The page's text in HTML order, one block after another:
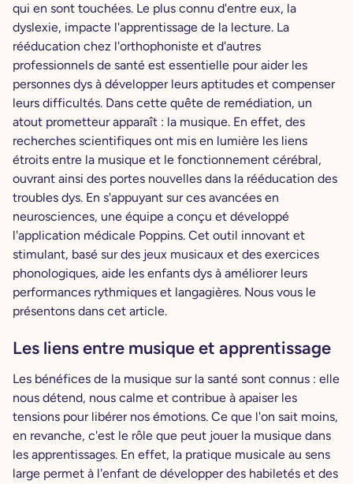
qui en sont touchées. Le plus connu d'entre eux, la
dyslexie, impacte l'apprentissage de la lecture. La
rééducation chez l'orthophoniste et d'autres
professionnels de santé est essentielle pour aider les
personnes dys à développer leurs aptitudes et compenser
leurs difficultés. Dans cette quête de remédiation, un
atout prometteur apparaît : la musique. En effet, des
recherches scientifiques ont mis en lumière les liens
étroits entre la musique et le fonctionnement cérébral,
ouvrant ainsi des portes nouvelles dans la rééducation des
troubles dys. En s'appuyant sur ces avancées en
neurosciences, une équipe a conçu et développé
l'application médicale Poppins. Cet outil innovant et
stimulant, basé sur des jeux musicaux et des exercices
phonologiques, aide les enfants dys à améliorer leurs
performances rythmiques et langagières. Nous vous le
présentons dans cet article.
Les liens entre musique et apprentissage
Les bénéfices de la musique sur la santé sont connus : elle
nous détend, nous calme et contribue à apaiser les
tensions pour libérer nos émotions. Ce que l'on sait moins,
en revanche, c'est le rôle que peut jouer la musique dans
les apprentissages. En effet, la pratique musicale au sens
large permet à l'enfant de développer des habiletés et des